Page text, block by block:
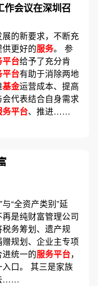
作会议在深圳召
展的新要求，不断充
更好的服务。 参
台给予了充分肯
台有助于消除两地
基金运营成本、提高
代表结合自身需求
务平台、推进……
“全资产类别”延
是纯财富管理公司
务筹划、遗产规
规划、企业主专项
统一的服务平台，
口。 其三是家族
……